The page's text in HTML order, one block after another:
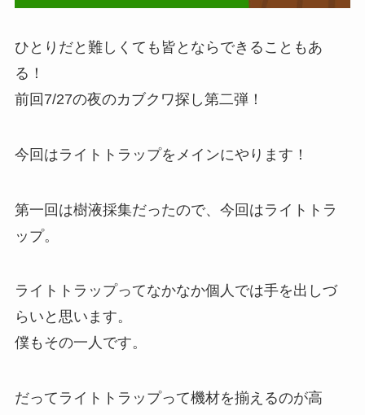
ひとりだと難しくても皆とならできることもあ
る！
前回7/27の夜のカブクワ探し第二弾！
今回はライトトラップをメインにやります！
第一回は樹液採集だったので、今回はライトトラ
ップ。
ライトトラップってなかなか個人では手を出しづ
らいと思います。
僕もその一人です。
だってライトトラップって機材を揃えるのが高